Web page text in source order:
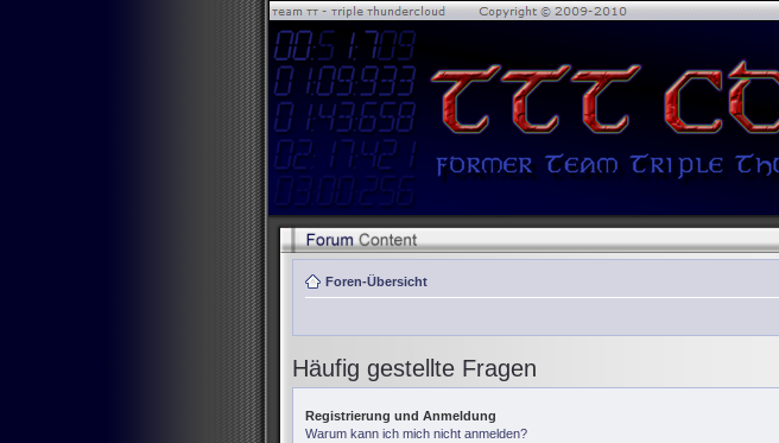
Foren-Übersicht
Häufig gestellte Fragen
Registrierung und Anmeldung
Warum kann ich mich nicht anmelden?